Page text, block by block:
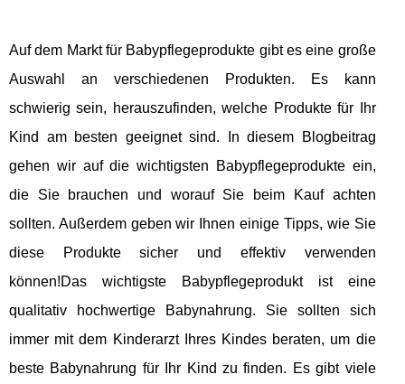
Auf dem Markt für Babypflegeprodukte gibt es eine große
Auswahl an verschiedenen Produkten. Es kann
schwierig sein, herauszufinden, welche Produkte für Ihr
Kind am besten geeignet sind. In diesem Blogbeitrag
gehen wir auf die wichtigsten Babypflegeprodukte ein,
die Sie brauchen und worauf Sie beim Kauf achten
sollten. Außerdem geben wir Ihnen einige Tipps, wie Sie
diese Produkte sicher und effektiv verwenden
können!Das wichtigste Babypflegeprodukt ist eine
qualitativ hochwertige Babynahrung. Sie sollten sich
immer mit dem Kinderarzt Ihres Kindes beraten, um die
beste Babynahrung für Ihr Kind zu finden. Es gibt viele